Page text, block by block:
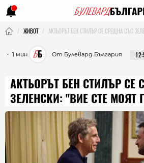
ЖИВОТ АКТЬОРЪТ БЕН СТИЛЪР СЕ СРЕЩНА СЪС
・ 1 мин. От Булевард България
АКТЬОРЪТ БЕН СТИЛЪР СЕ
ЗЕЛЕНСКИ: "ВИЕ СТЕ МОЯТ